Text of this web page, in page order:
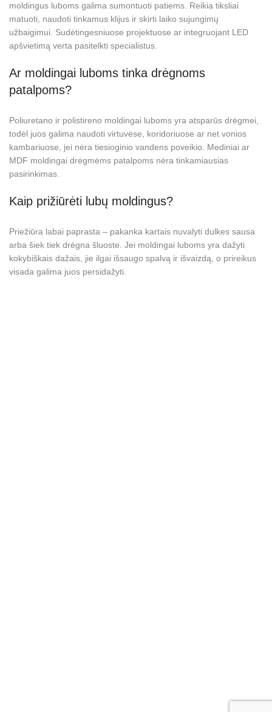
moldingus luboms galima sumontuoti patiems. Reikia tiksliai
matuoti, naudoti tinkamus klijus ir skirti laiko sujungimų
užbaigimui. Sudėtingesniuose projektuose ar integruojant LED
apšvietimą verta pasitelkti specialistus.
Ar moldingai luboms tinka drėgnoms
patalpoms?
Poliuretano ir polistireno moldingai luboms yra atsparūs drėgmei,
todėl juos galima naudoti virtuvėse, koridoriuose ar net vonios
kambariuose, jei nėra tiesioginio vandens poveikio. Mediniai ar
MDF moldingai drėgmėms patalpoms nėra tinkamiausias
pasirinkimas.
Kaip prižiūrėti lubų moldingus?
Priežiūra labai paprasta – pakanka kartais nuvalyti dulkes sausa
arba šiek tiek drėgna šluoste. Jei moldingai luboms yra dažyti
kokybiškais dažais, jie ilgai išsaugo spalvą ir išvaizdą, o prireikus
visada galima juos persidažyti.